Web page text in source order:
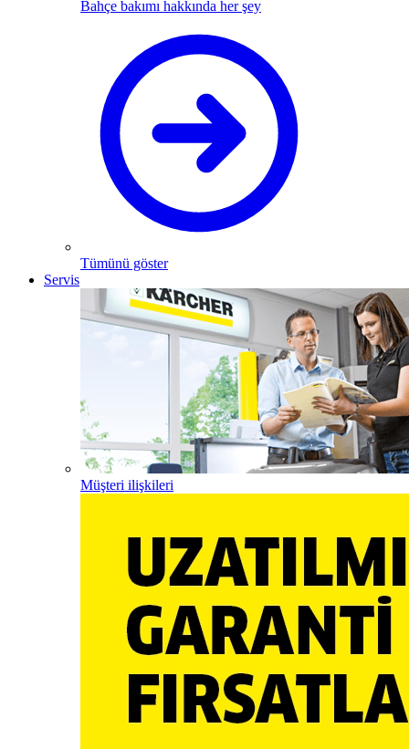
Bahçe bakımı hakkında her şey
Tümünü göster
Servis
Müşteri ilişkileri